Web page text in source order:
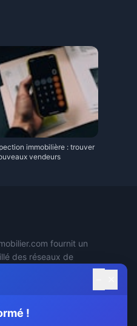
immobilière : trouver
vendeurs
fournit un
des réseaux de
permettant aux
le réseau le plus
!